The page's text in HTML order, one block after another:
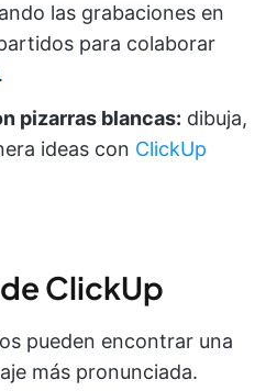
las grabaciones en
para colaborar
.
pizarras blancas: dibuja,
ideas con ClickUp
ClickUp
pueden encontrar una
más pronunciada.